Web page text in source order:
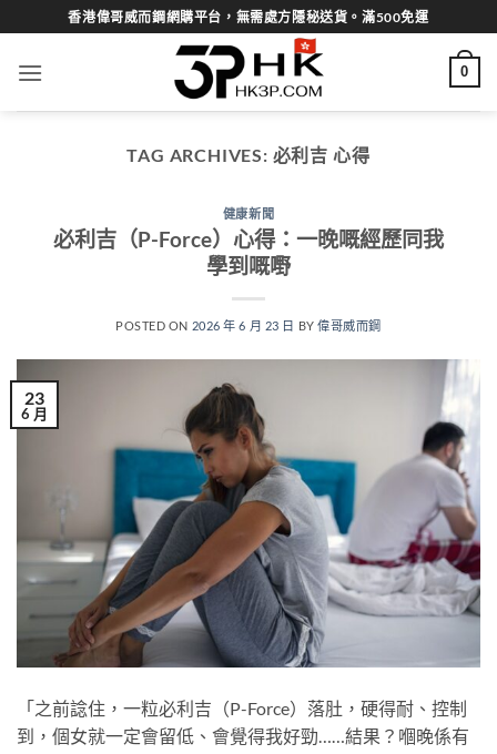
to
content
香港偉哥威而鋼網購平台，無需處方隱秘送貨。滿500免運
0
TAG ARCHIVES: 必利吉 心得
健康新聞
必利吉（P-Force）心得：一晚嘅經歷同我
學到嘅嘢
POSTED ON 2026 年 6 月 23 日 BY偉哥威而鋼
23
6 月
「之前諗住，一粒必利吉（P-Force）落肚，硬得耐、控制
到，個女就一定會留低、會覺得我好勁……結果？嗰晚係有